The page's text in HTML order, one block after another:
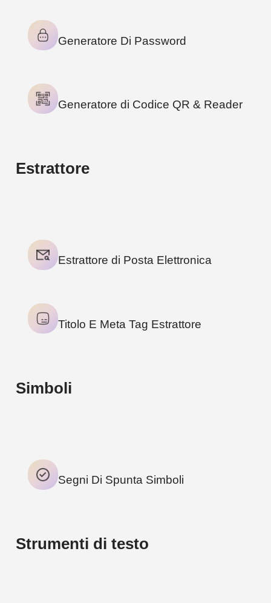
Generatore Di Password
Generatore di Codice QR & Reader
Estrattore
Estrattore di Posta Elettronica
Titolo E Meta Tag Estrattore
Simboli
Segni Di Spunta Simboli
Strumenti di testo